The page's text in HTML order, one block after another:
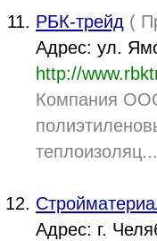
РБК-трейд (
Адрес: ул.
http://
Компания
теплоизоляц...
Адрес: г.